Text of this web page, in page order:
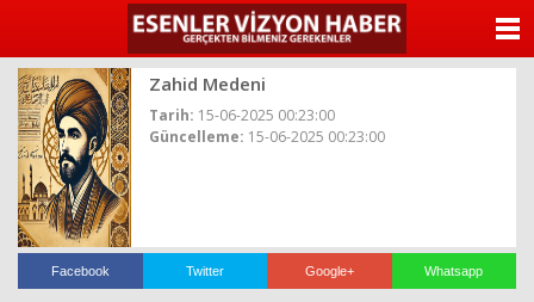
Zahid Medeni
Tarih: 15-06-2025 00:23:00
Güncelleme: 15-06-2025 00:23:00
Facebook Twitter Google+ Whatsapp
ANASAYFA
YAZARLAR